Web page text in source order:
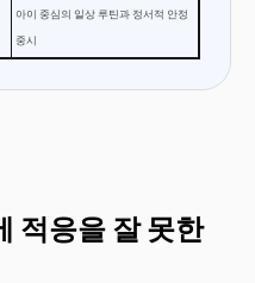
아이 중심의 일상 루틴과 정서적 안정
중시
적응을 잘 못한